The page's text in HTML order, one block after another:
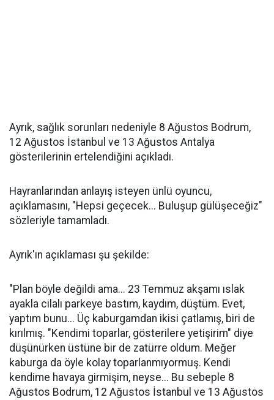
Ayrık, sağlık sorunları nedeniyle 8 Ağustos Bodrum,
12 Ağustos İstanbul ve 13 Ağustos Antalya
gösterilerinin ertelendiğini açıkladı.
Hayranlarından anlayış isteyen ünlü oyuncu,
açıklamasını, "Hepsi geçecek... Buluşup gülüşeceğiz"
sözleriyle tamamladı.
Ayrık'ın açıklaması şu şekilde:
"Plan böyle değildi ama... 23 Temmuz akşamı ıslak
ayakla cilalı parkeye bastım, kaydım, düştüm. Evet,
yaptım bunu... Üç kaburgamdan ikisi çatlamış, biri de
kırılmış. "Kendimi toparlar, gösterilere yetişirim" diye
düşünürken üstüne bir de zatürre oldum. Meğer
kaburga da öyle kolay toparlanmıyormuş. Kendi
kendime havaya girmişim, neyse... Bu sebeple 8
Ağustos Bodrum, 12 Ağustos İstanbul ve 13 Ağustos